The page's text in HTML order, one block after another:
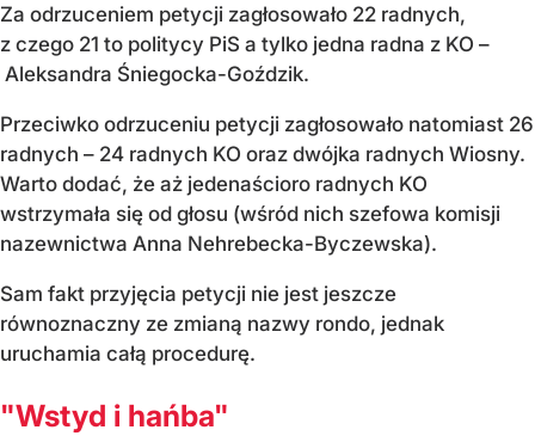
Za odrzuceniem petycji zagłosowało 22 radnych,
z czego 21 to politycy PiS a tylko jedna radna z KO –
Aleksandra Śniegocka-Goździk.
Przeciwko odrzuceniu petycji zagłosowało natomiast 26
radnych – 24 radnych KO oraz dwójka radnych Wiosny.
Warto dodać, że aż jedenaścioro radnych KO
wstrzymała się od głosu (wśród nich szefowa komisji
nazewnictwa Anna Nehrebecka-Byczewska).
Sam fakt przyjęcia petycji nie jest jeszcze
równoznaczny ze zmianą nazwy rondo, jednak
uruchamia całą procedurę.
"Wstyd i hańba"